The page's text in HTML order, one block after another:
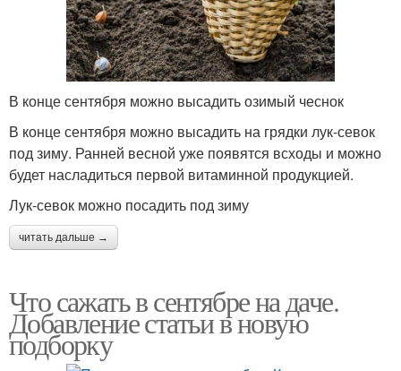
В конце сентября можно высадить озимый чеснок
В конце сентября можно высадить на грядки лук-севок
под зиму. Ранней весной уже появятся всходы и можно
будет насладиться первой витаминной продукцией.
Лук-севок можно посадить под зиму
читать дальше →
Что сажать в сентябре на даче.
Добавление статьи в новую
подборку